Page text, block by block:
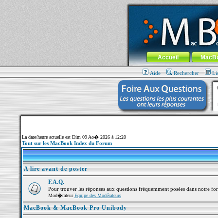
MacBook-fr.com : 100% Apple... 100%
Aller au contenu-Aller au menu
Menu général
Accueil
Aide Rechercher
La date/heure actuelle est Dim 09 Ao� 2026 à 12:20
Tout sur les MacBook Index du Forum
A lire avant de poster
F.A.Q.
Pour trouver les réponses aux questions fréquemment posées dans notre
Mod�rateurEquipe des Modérateurs
MacBook & MacBook Pro Unibody